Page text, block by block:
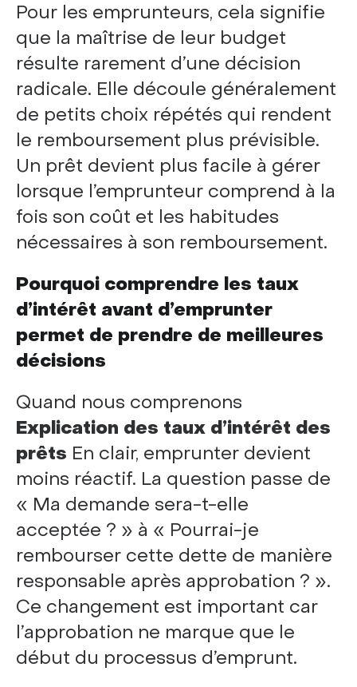
Pour les emprunteurs, cela signifie
que la maîtrise de leur budget
résulte rarement d’une décision
radicale. Elle découle généralement
de petits choix répétés qui rendent
le remboursement plus prévisible.
Un prêt devient plus facile à gérer
lorsque l’emprunteur comprend à la
fois son coût et les habitudes
nécessaires à son remboursement.
Pourquoi comprendre les taux
d’intérêt avant d’emprunter
permet de prendre de meilleures
décisions
Quand nous comprenons
Explication des taux d’intérêt des
prêts En clair, emprunter devient
moins réactif. La question passe de
« Ma demande sera-t-elle
acceptée ? » à « Pourrai-je
rembourser cette dette de manière
responsable après approbation ? ».
Ce changement est important car
l’approbation ne marque que le
début du processus d’emprunt.